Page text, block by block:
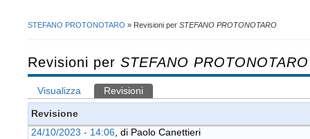
STEFANO PROTONOTARO » Revisioni per STEFANO PROTONOTARO
Revisioni per STEFANO PROTONOTARO
Schede primarie
Visualizza Revisioni
Revisione
24/10/2023 - 14:06 , di Paolo Canettieri